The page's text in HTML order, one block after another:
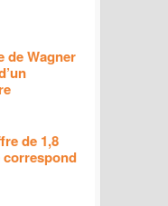
de Wagner
de 1,8
correspond